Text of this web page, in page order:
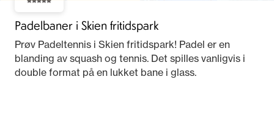
Padelbaner i Skien fritidspark
Prøv Padeltennis i Skien fritidspark! Padel er en
blanding av squash og tennis. Det spilles vanligvis i
double format på en lukket bane i glass.